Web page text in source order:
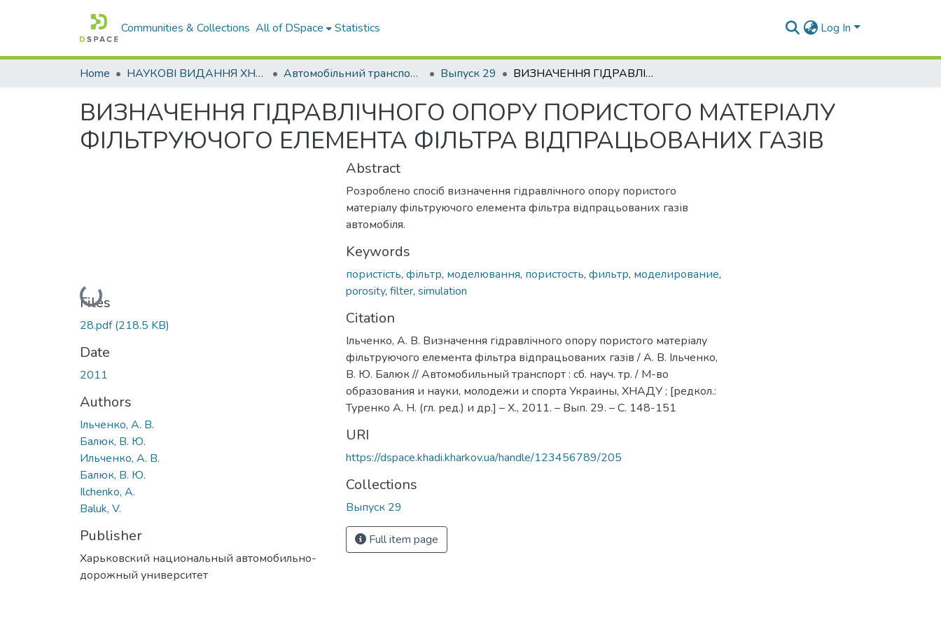
Communities & Collections All of DSpace Statistics Log In
Home НАУКОВІ ВИДАННЯ ХНАДУ Автомобільний транспорт / Автомобильный транспорт Выпуск 29 ВИЗНАЧЕННЯ ГІДРАВЛІЧНОГО ОПОРУ ПОРИСТОГО МАТЕРІАЛУ ФІЛЬТРУЮЧОГО ЕЛЕМЕНТА ФІЛЬТРА ВІДПРАЦЬОВАНИХ ГАЗІВ
ВИЗНАЧЕННЯ ГІДРАВЛІЧНОГО ОПОРУ ПОРИСТОГО МАТЕРІАЛУ
ФІЛЬТРУЮЧОГО ЕЛЕМЕНТА ФІЛЬТРА ВІДПРАЦЬОВАНИХ ГАЗІВ
Loading...
Files
28.pdf(218.5 KB)
Date
2011
Authors
Ільченко, А. В.
Балюк, В. Ю.
Ильченко, А. В.
Балюк, В. Ю.
Ilchenko, A.
Baluk, V.
Publisher
Харьковский национальный автомобильно-
дорожный университет
Abstract
Розроблено спосіб визначення гідравлічного опору пористого
матеріалу фільтруючого елемента фільтра відпрацьованих газів
автомобіля.
Keywords
пористість, фільтр, моделювання, пористость, фильтр, моделирование,
porosity, filter, simulation
Citation
Ільченко, А. В. Визначення гідравлічного опору пористого матеріалу
фільтруючого елемента фільтра відпрацьованих газів / А. В. Ільченко,
В. Ю. Балюк // Автомобильный транспорт : сб. науч. тр. / М-во
образования и науки, молодежи и спорта Украины, ХНАДУ ; [редкол.:
Туренко А. Н. (гл. ред.) и др.] – Х., 2011. – Вып. 29. – С. 148-151
URI
https://dspace.khadi.kharkov.ua/handle/123456789/205
Collections
Выпуск 29
Full item page